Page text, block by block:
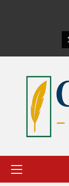
Menu